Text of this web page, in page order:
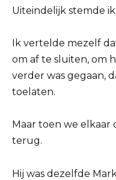
Uiteindelijk stemde
Ik vertelde mezelf
om af te sluiten, om
verder was gegaan,
toelaten.
Maar toen we
terug.
Hij was dezelfde